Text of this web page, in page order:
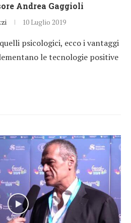
Andrea Gaggioli
10 Luglio 2019
psicologici, ecco i vantaggi
le tecnologie positive